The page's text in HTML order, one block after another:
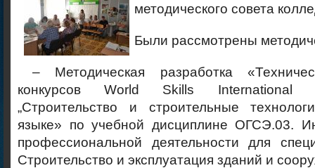
методического совета
Были рассмотрены
– Методическая разработка
конкурсов World Skills International
„Строительство и строительные
языке» по учебной дисциплине ОГСЭ.03.
профессиональной деятельности для
Строительство и эксплуатация зданий и